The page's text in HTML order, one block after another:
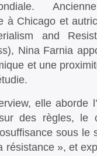
à Chicago et
and
Nina Farnia
et une
elle aborde
des règles, le
sous
résistance », et